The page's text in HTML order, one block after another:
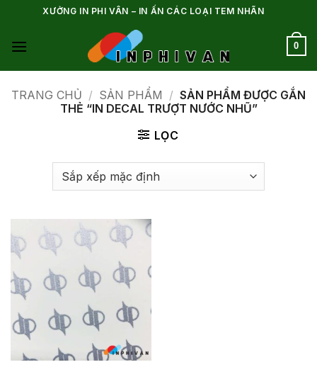
nội
XƯỞNG IN PHI VÂN – IN ẤN CÁC LOẠI TEM NHÃN
0
TRANG CHỦ / SẢN PHẨM / SẢN PHẨM ĐƯỢC GẮN
THẺ “IN DECAL TRƯỢT NƯỚC NHŨ”
LỌC